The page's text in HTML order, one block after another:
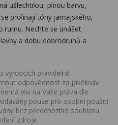
ušlechtilou, plnou barvu,
prolínají tóny jamajského,
rumu. Nechte se unášet
a dobu dobrodruhů a
výrobcích pravidelně
odpovědnost za jakékoliv
vliv na Vaše práva dle
pouze pro osobní použití
bez předchozího souhlasu
zdroje.